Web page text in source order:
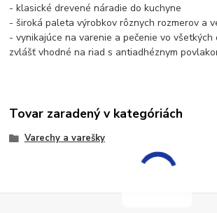
- klasické drevené náradie do kuchyne
- široká paleta výrobkov rôznych rozmerov a
- vynikajúce na varenie a pečenie vo všetkých
zvlášť vhodné na riad s antiadhéznym
Tovar zaradený v kategóriách
Varechy a varešky